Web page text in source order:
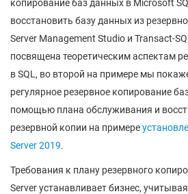
копирование баз данных в Microsoft
восстановить базу данных из
Server Management Studio и Transact-
посвящена теоретическим аспектам
в SQL, во второй на примере мы
регулярное резервное копирование
помощью плана обслуживания и
резервной копии на примере
Server 2019.
Требования к плану резервного
Server устанавливает бизнес,